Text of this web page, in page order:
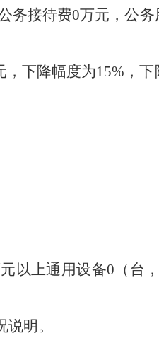
务接待费0万元，公
，下降幅度为15%，
以上通用设备0（台
明。